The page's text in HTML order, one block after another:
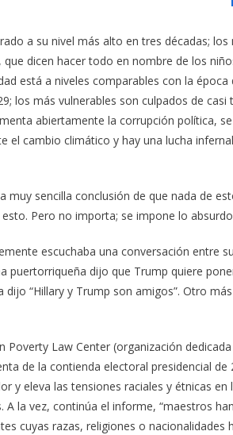
a su nivel más alto en tres décadas;
dicen hacer todo en nombre de los
está a niveles comparables con la
los más vulnerables son culpados de
abiertamente la corrupción política,
el cambio climático y hay una lucha
sencilla conclusión de que nada de
Pero no importa; se impone lo
escuchaba una conversación entre
puertorriqueña dijo que Trump quiere
“Hillary y Trump son amigos”. Otro
Law Center (organización
de la contienda electoral presidencial de
y eleva las tensiones raciales y étnicas en
la vez, continúa el informe, “maestros
cuyas razas, religiones o nacionalidades